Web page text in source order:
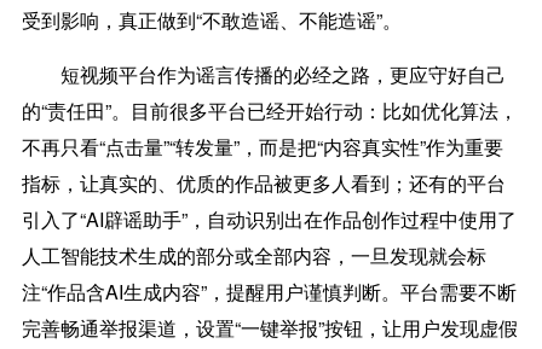
受到影响，真正做到“不敢造谣、不能造谣”。
短视频平台作为谣言传播的必经之路，更应守好自己
的“责任田”。目前很多平台已经开始行动：比如优化算法，
不再只看“点击量”“转发量”，而是把“内容真实性”作为重要
指标，让真实的、优质的作品被更多人看到；还有的平台
引入了“AI辟谣助手”，自动识别出在作品创作过程中使用了
人工智能技术生成的部分或全部内容，一旦发现就会标
注“作品含AI生成内容”，提醒用户谨慎判断。平台需要不断
完善畅通举报渠道，设置“一键举报”按钮，让用户发现虚假